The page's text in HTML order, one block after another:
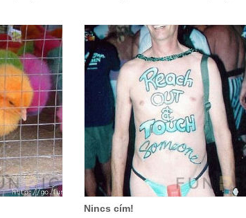
Nincs cím!